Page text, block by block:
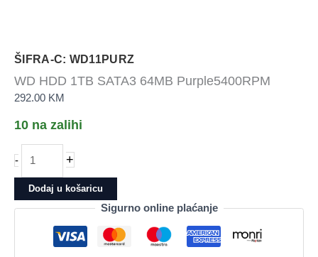
ŠIFRA-C: WD11PURZ
WD HDD 1TB SATA3 64MB Purple5400RPM
292.00 KM
10 na zalihi
-
HDD
1TB
SATA3
Purple5400RPM
količina
+
Dodaj u košaricu
Sigurno online plaćanje